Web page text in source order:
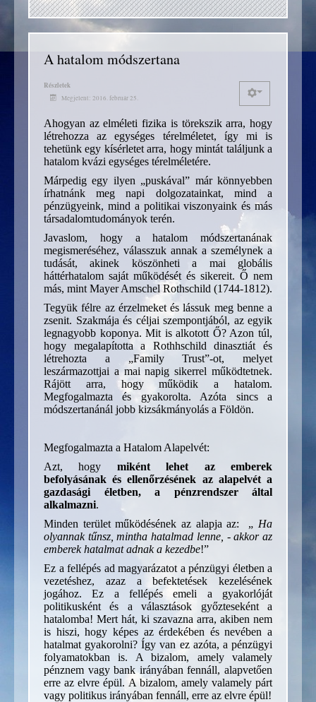
A hatalom módszertana
Részletek
Megjelent: 2016. február 25.
Ahogyan az elméleti fizika is törekszik arra, hogy
létrehozza az egységes térelméletet, így mi is
tehetünk egy kísérletet arra, hogy mintát találjunk a
hatalom kvázi egységes térelméletére.
Márpedig egy ilyen „puskával” már könnyebben
írhatnánk meg napi dolgozatainkat, mind a
pénzügyeink, mind a politikai viszonyaink és más
társadalomtudományok terén.
Javaslom, hogy a hatalom módszertanának
megismeréséhez, válasszuk annak a személynek a
tudását, akinek köszönheti a mai globális
háttérhatalom saját működését és sikereit. Ő nem
más, mint Mayer Amschel Rothschild (1744-1812).
Tegyük félre az érzelmeket és lássuk meg benne a
zsenit. Szakmája és céljai szempontjából, az egyik
legnagyobb koponya. Mit is alkotott Ő? Azon túl,
hogy megalapította a Rothhschild dinasztiát és
létrehozta a „Family Trust”-ot, melyet
leszármazottjai a mai napig sikerrel működtetnek.
Rájött arra, hogy működik a hatalom.
Megfogalmazta és gyakorolta. Azóta sincs a
módszertanánál jobb kizsákmányolás a Földön.
Megfogalmazta a Hatalom Alapelvét:
Azt, hogy miként lehet az emberek
befolyásának és ellenőrzésének az alapelvét a
gazdasági életben, a pénzrendszer által
alkalmazni.
Minden terület működésének az alapja az: „ Ha
olyannak tűnsz, mintha hatalmad lenne, - akkor az
emberek hatalmat adnak a kezedbe!”
Ez a fellépés ad magyarázatot a pénzügyi életben a
vezetéshez, azaz a befektetések kezelésének
jogához. Ez a fellépés emeli a gyakorlóját
politikusként és a választások győzteseként a
hatalomba! Mert hát, ki szavazna arra, akiben nem
is hiszi, hogy képes az érdekében és nevében a
hatalmat gyakorolni? Így van ez azóta, a pénzügyi
folyamatokban is. A bizalom, amely valamely
pénznem vagy bank irányában fennáll, alapvetően
erre az elvre épül. A bizalom, amely valamely párt
vagy politikus irányában fennáll, erre az elvre épül!